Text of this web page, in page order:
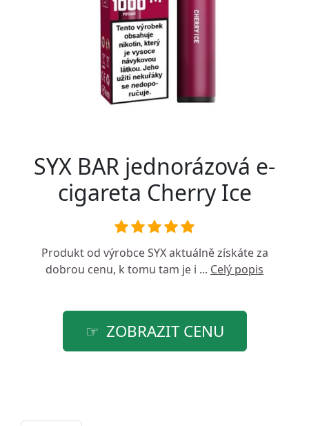
SYX BAR jednorázová e-
cigareta Cherry Ice
Produkt od výrobceSYXaktuálně získáte za
dobrou cenu, k tomu tam je i ... Celý popis
ZOBRAZIT CENU